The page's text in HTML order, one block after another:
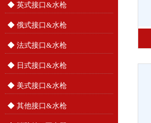
◆ 英式接口&水枪
◆ 俄式接口&水枪
◆ 法式接口&水枪
◆ 日式接口&水枪
◆ 美式接口&水枪
◆ 其他接口&水枪